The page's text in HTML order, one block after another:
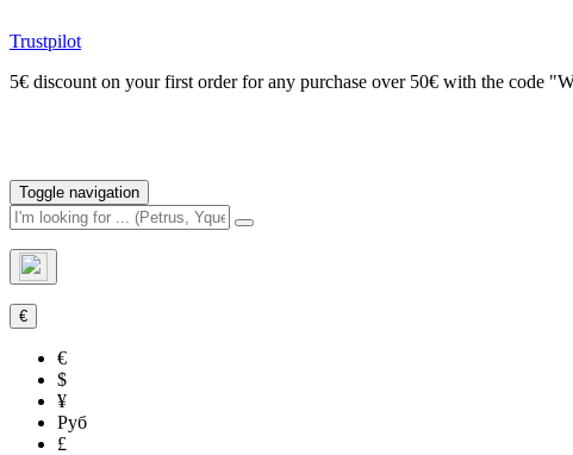
Trustpilot
5€ discount on your first order for any purchase over 50€ with the code
Toggle navigation
€
€
$
¥
Руб
£